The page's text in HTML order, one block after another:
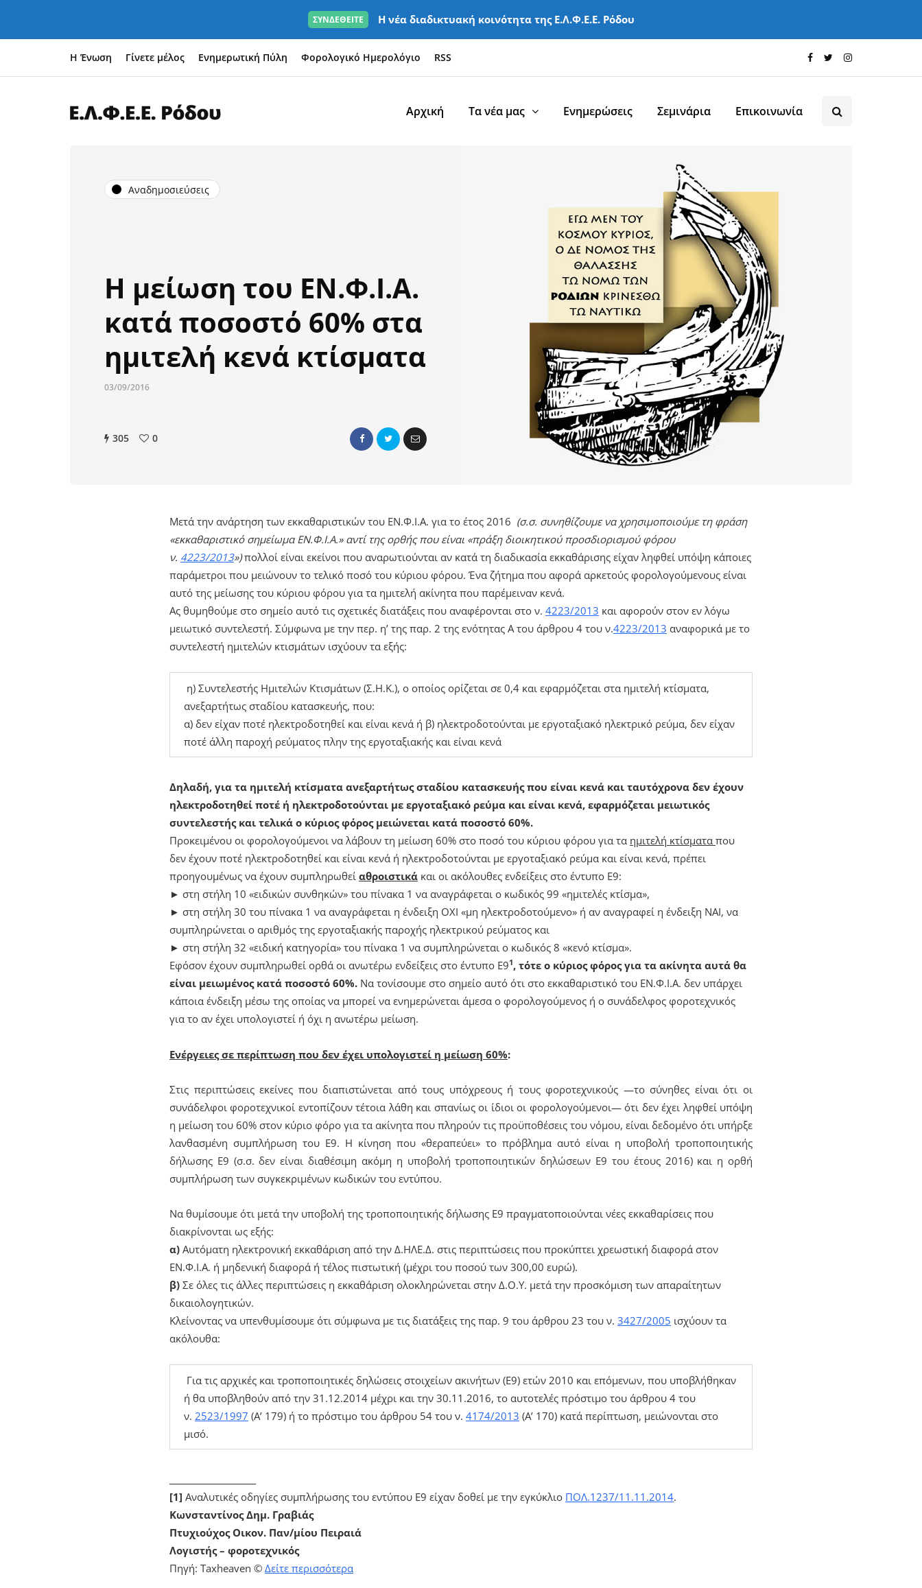
ΣΥΝΔΕΘΕΙΤΕ Η νέα διαδικτυακή κοινότητα της Ε.Λ.Φ.Ε.Ε. Ρόδου
Η Ένωση Γίνετε μέλος Ενημερωτική Πύλη Φορολογικό Ημερολόγιο RSS
Αρχική Τα νέα μας Ενημερώσεις Σεμινάρια Επικοινωνία
Αναδημοσιεύσεις
Η μείωση του ΕΝ.Φ.Ι.Α.
κατά ποσοστό 60% στα
ημιτελή κενά κτίσματα
03/09/2016
305 0
Μετά την ανάρτηση των εκκαθαριστικών του ΕΝ.Φ.Ι.Α. για το έτος 2016 (σ.σ. συνηθίζουμε να χρησιμοποιούμε τη φράση
«εκκαθαριστικό σημείωμα ΕΝ.Φ.Ι.Α.» αντί της ορθής που είναι «πράξη διοικητικού προσδιορισμού φόρου
ν. 4223/2013»)πολλοί είναι εκείνοι που αναρωτιούνται αν κατά τη διαδικασία εκκαθάρισης είχαν ληφθεί υπόψη κάποιες
παράμετροι που μειώνουν το τελικό ποσό του κύριου φόρου. Ένα ζήτημα που αφορά αρκετούς φορολογούμενους είναι
αυτό της μείωσης του κύριου φόρου για τα ημιτελή ακίνητα που παρέμειναν κενά.
Ας θυμηθούμε στο σημείο αυτό τις σχετικές διατάξεις που αναφέρονται στο ν. 4223/2013 και αφορούν στον εν λόγω
μειωτικό συντελεστή. Σύμφωνα με την περ. η’ της παρ. 2 της ενότητας Α του άρθρου 4 του ν.4223/2013 αναφορικά με το
συντελεστή ημιτελών κτισμάτων ισχύουν τα εξής:
η) Συντελεστής Ημιτελών Κτισμάτων (Σ.Η.Κ.), ο οποίος ορίζεται σε 0,4 και εφαρμόζεται στα ημιτελή κτίσματα,
ανεξαρτήτως σταδίου κατασκευής, που:
α) δεν είχαν ποτέ ηλεκτροδοτηθεί και είναι κενά ή β) ηλεκτροδοτούνται με εργοταξιακό ηλεκτρικό ρεύμα, δεν είχαν
ποτέ άλλη παροχή ρεύματος πλην της εργοταξιακής και είναι κενά
Δηλαδή, για τα ημιτελή κτίσματα ανεξαρτήτως σταδίου κατασκευής που είναι κενά και ταυτόχρονα δεν έχουν
ηλεκτροδοτηθεί ποτέ ή ηλεκτροδοτούνται με εργοταξιακό ρεύμα και είναι κενά, εφαρμόζεται μειωτικός
συντελεστής και τελικά ο κύριος φόρος μειώνεται κατά ποσοστό 60%.
Προκειμένου οι φορολογούμενοι να λάβουν τη μείωση 60% στο ποσό του κύριου φόρου για τα ημιτελή κτίσματα που
δεν έχουν ποτέ ηλεκτροδοτηθεί και είναι κενά ή ηλεκτροδοτούνται με εργοταξιακό ρεύμα και είναι κενά, πρέπει
προηγουμένως να έχουν συμπληρωθεί αθροιστικά και οι ακόλουθες ενδείξεις στο έντυπο Ε9:
► στη στήλη 10 «ειδικών συνθηκών» του πίνακα 1 να αναγράφεται ο κωδικός 99 «ημιτελές κτίσμα»,
► στη στήλη 30 του πίνακα 1 να αναγράφεται η ένδειξη ΟΧΙ «μη ηλεκτροδοτούμενο» ή αν αναγραφεί η ένδειξη ΝΑΙ, να
συμπληρώνεται ο αριθμός της εργοταξιακής παροχής ηλεκτρικού ρεύματος και
► στη στήλη 32 «ειδική κατηγορία» του πίνακα 1 να συμπληρώνεται ο κωδικός 8 «κενό κτίσμα».
Εφόσον έχουν συμπληρωθεί ορθά οι ανωτέρω ενδείξεις στο έντυπο Ε91, τότε ο κύριος φόρος για τα ακίνητα αυτά θα
είναι μειωμένος κατά ποσοστό 60%. Να τονίσουμε στο σημείο αυτό ότι στο εκκαθαριστικό του ΕΝ.Φ.Ι.Α. δεν υπάρχει
κάποια ένδειξη μέσω της οποίας να μπορεί να ενημερώνεται άμεσα ο φορολογούμενος ή ο συνάδελφος φοροτεχνικός
για το αν έχει υπολογιστεί ή όχι η ανωτέρω μείωση.
Ενέργειες σε περίπτωση που δεν έχει υπολογιστεί η μείωση 60%:
Στις περιπτώσεις εκείνες που διαπιστώνεται από τους υπόχρεους ή τους φοροτεχνικούς —το σύνηθες είναι ότι οι
συνάδελφοι φοροτεχνικοί εντοπίζουν τέτοια λάθη και σπανίως οι ίδιοι οι φορολογούμενοι— ότι δεν έχει ληφθεί υπόψη
η μείωση του 60% στον κύριο φόρο για τα ακίνητα που πληρούν τις προϋποθέσεις του νόμου, είναι δεδομένο ότι υπήρξε
λανθασμένη συμπλήρωση του Ε9. Η κίνηση που «θεραπεύει» το πρόβλημα αυτό είναι η υποβολή τροποποιητικής
δήλωσης Ε9 (σ.σ. δεν είναι διαθέσιμη ακόμη η υποβολή τροποποιητικών δηλώσεων Ε9 του έτους 2016) και η ορθή
συμπλήρωση των συγκεκριμένων κωδικών του εντύπου.
Να θυμίσουμε ότι μετά την υποβολή της τροποποιητικής δήλωσης Ε9 πραγματοποιούνται νέες εκκαθαρίσεις που
διακρίνονται ως εξής:
α) Αυτόματη ηλεκτρονική εκκαθάριση από την Δ.ΗΛΕ.Δ. στις περιπτώσεις που προκύπτει χρεωστική διαφορά στον
ΕΝ.Φ.Ι.Α. ή μηδενική διαφορά ή τέλος πιστωτική (μέχρι του ποσού των 300,00 ευρώ).
β) Σε όλες τις άλλες περιπτώσεις η εκκαθάριση ολοκληρώνεται στην Δ.Ο.Υ. μετά την προσκόμιση των απαραίτητων
δικαιολογητικών.
Κλείνοντας να υπενθυμίσουμε ότι σύμφωνα με τις διατάξεις της παρ. 9 του άρθρου 23 του ν. 3427/2005 ισχύουν τα
ακόλουθα:
Για τις αρχικές και τροποποιητικές δηλώσεις στοιχείων ακινήτων (Ε9) ετών 2010 και επόμενων, που υποβλήθηκαν
ή θα υποβληθούν από την 31.12.2014 μέχρι και την 30.11.2016, το αυτοτελές πρόστιμο του άρθρου 4 του
ν. 2523/1997 (Α’ 179) ή το πρόστιμο του άρθρου 54 του ν. 4174/2013 (Α’ 170) κατά περίπτωση, μειώνονται στο
μισό.
[1] Αναλυτικές οδηγίες συμπλήρωσης του εντύπου Ε9 είχαν δοθεί με την εγκύκλιο ΠΟΛ.1237/11.11.2014.
Κωνσταντίνος Δημ. Γραβιάς
Πτυχιούχος Οικον. Παν/μίου Πειραιά
Λογιστής – φοροτεχνικός
Πηγή: Taxheaven © Δείτε περισσότερα